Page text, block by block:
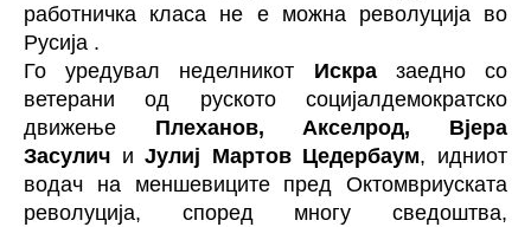
работничка класа не е можна револуција во
Русија .
Го уредувал неделникот
Искра
заедно со
ветерани од руското социјалдемократско
движење
Плеханов, Акселрод, Вјера
Засулич и Јулиј Мартов Цедербаум, идниот
водач на меншевиците пред Октомвриуската
револуција, според многу сведоштва,